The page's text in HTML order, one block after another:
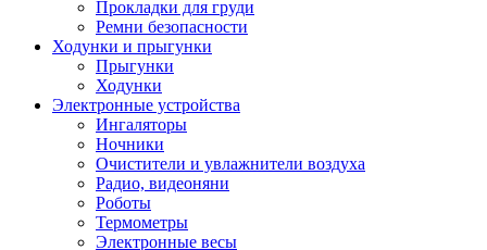
Прокладки для груди
Ремни безопасности
Ходунки и прыгунки
Прыгунки
Ходунки
Электронные устройства
Ингаляторы
Ночники
Очистители и увлажнители воздуха
Радио, видеоняни
Роботы
Термометры
Электронные весы